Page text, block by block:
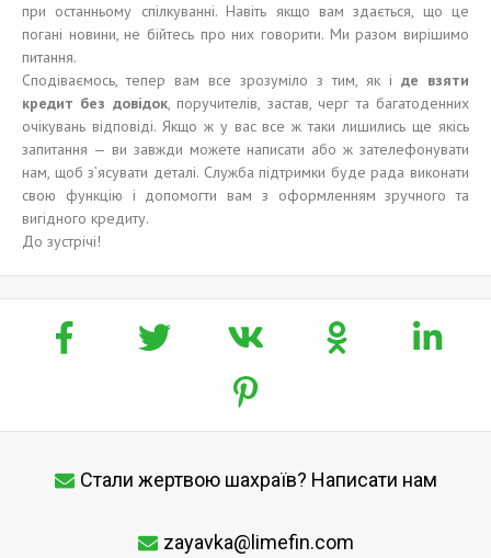
при останньому спілкуванні. Навіть якщо вам здається, що це
погані новини, не бійтесь про них говорити. Ми разом вирішимо
питання.
Сподіваємось, тепер вам все зрозуміло з тим, як і де взяти
кредит без довідок, поручителів, застав, черг та багатоденних
очікувань відповіді. Якщо ж у вас все ж таки лишились ще якісь
запитання — ви завжди можете написати або ж зателефонувати
нам, щоб з’ясувати деталі. Служба підтримки буде рада виконати
свою функцію і допомогти вам з оформленням зручного та
вигідного кредиту.
До зустрічі!
Стали жертвою шахраїв? Написати нам
zayavka@limefin.com